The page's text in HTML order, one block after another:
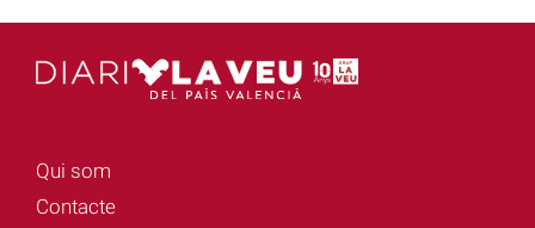
Qui som
Contacte